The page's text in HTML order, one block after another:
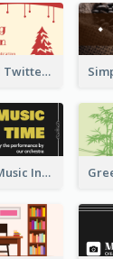
Graphic Decorated Twitter Header About Storytelling Competition
Yellow And White Music Instrument Twitter Header About Orchestra Performance